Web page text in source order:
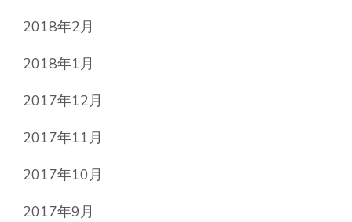
2018年2月
2018年1月
2017年12月
2017年11月
2017年10月
2017年9月